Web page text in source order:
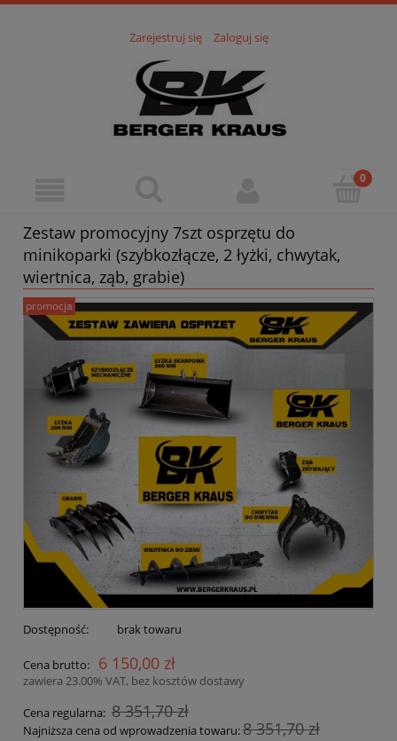
Zarejestruj się Zaloguj się
Zestaw promocyjny 7szt osprzętu do
minikoparki (szybkozłącze, 2 łyżki, chwytak,
wiertnica, ząb, grabie)
promocja
Dostępność: brak towaru
Cena brutto: 6 150,00 zł
zawiera 23.00% VAT, bez kosztów dostawy
Cena regularna: 8 351,70 zł
Najniższa cena od wprowadzenia towaru:8 351,70 zł